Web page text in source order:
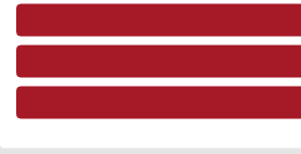
Vytvoriť profily pre personalizovanú
Použiť profily na výber